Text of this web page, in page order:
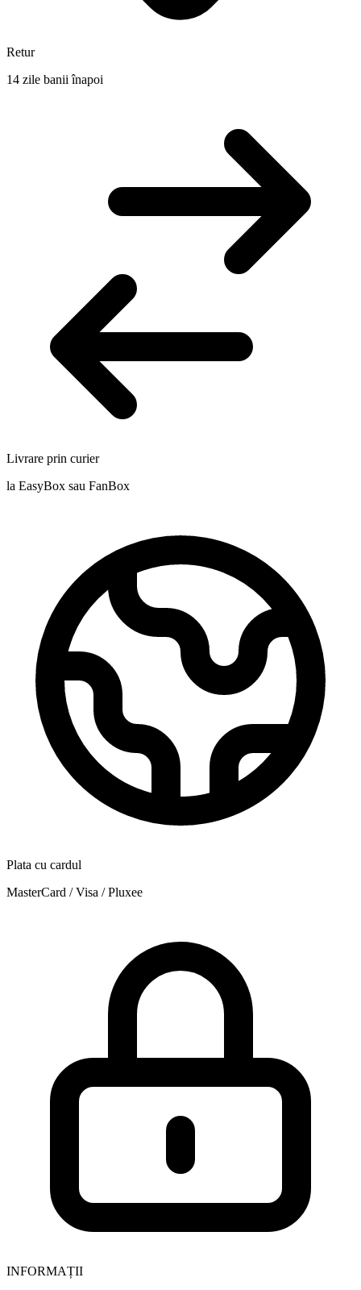
Retur
14 zile banii înapoi
Livrare prin curier
la EasyBox sau FanBox
Plata cu cardul
MasterCard / Visa / Pluxee
INFORMAȚII